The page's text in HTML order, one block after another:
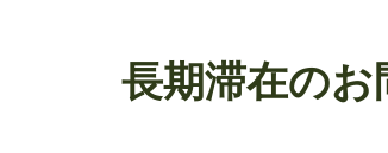
長期滞在の